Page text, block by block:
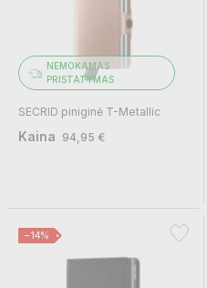
NEMOKAMAS
PRISTATYMAS
SECRID piniginė T-Metallic
Kaina 94,95 €
−14%